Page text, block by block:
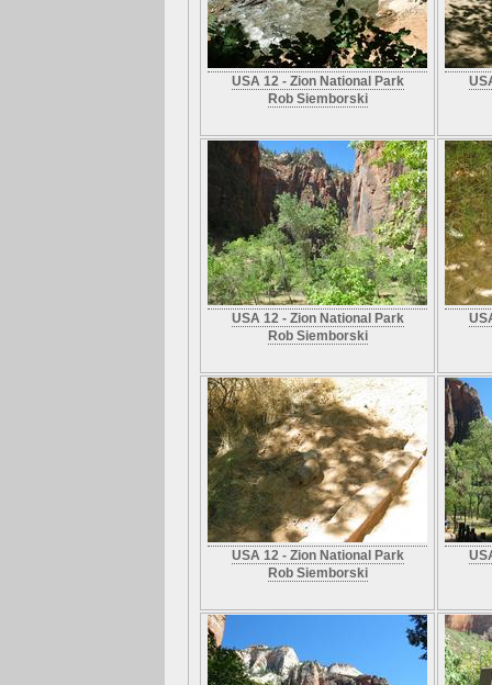
USA 12 - Zion National Park
Rob Siemborski
USA 12 - Zion National Park
Rob Siemborski
USA 12 - Zion National Park
Rob Siemborski